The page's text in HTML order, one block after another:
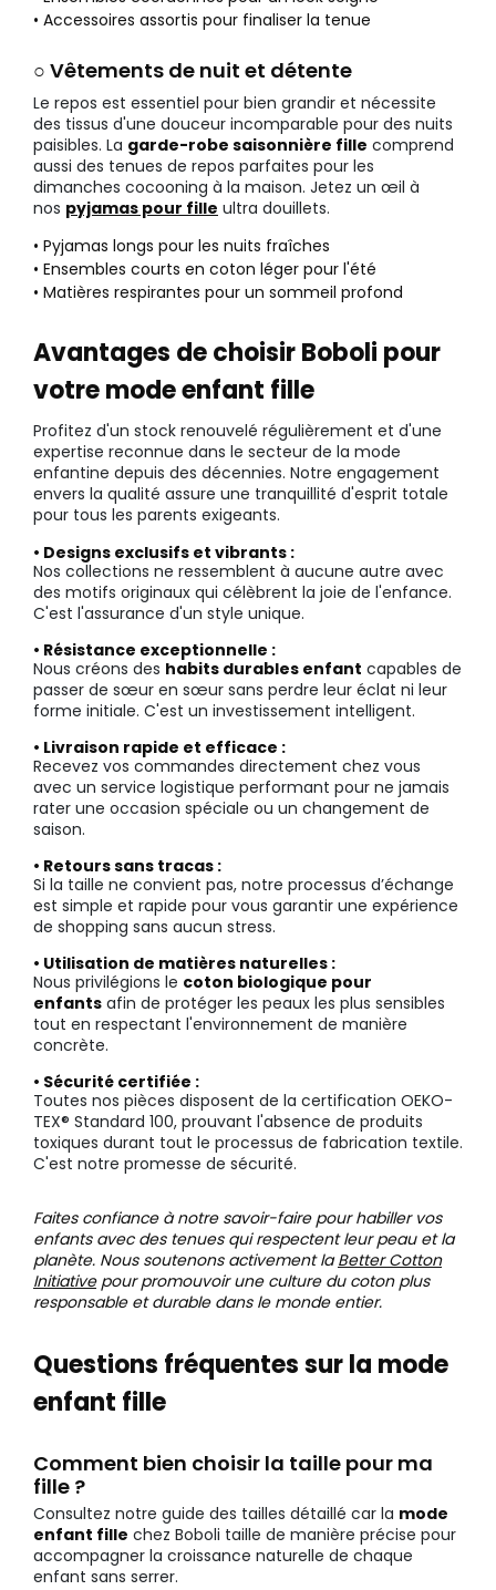
• Accessoires assortis pour finaliser la tenue
○ Vêtements de nuit et détente
Le repos est essentiel pour bien grandir et nécessite
des tissus d'une douceur incomparable pour des nuits
paisibles. La garde-robe saisonnière fille comprend
aussi des tenues de repos parfaites pour les
dimanches cocooning à la maison. Jetez un œil à
nos pyjamas pour fille ultra douillets.
• Pyjamas longs pour les nuits fraîches
• Ensembles courts en coton léger pour l'été
• Matières respirantes pour un sommeil profond
Avantages de choisir Boboli pour
votre mode enfant fille
Profitez d'un stock renouvelé régulièrement et d'une
expertise reconnue dans le secteur de la mode
enfantine depuis des décennies. Notre engagement
envers la qualité assure une tranquillité d'esprit totale
pour tous les parents exigeants.
• Designs exclusifs et vibrants :
Nos collections ne ressemblent à aucune autre avec
des motifs originaux qui célèbrent la joie de l'enfance.
C'est l'assurance d'un style unique.
• Résistance exceptionnelle :
Nous créons des habits durables enfant capables de
passer de sœur en sœur sans perdre leur éclat ni leur
forme initiale. C'est un investissement intelligent.
• Livraison rapide et efficace :
Recevez vos commandes directement chez vous
avec un service logistique performant pour ne jamais
rater une occasion spéciale ou un changement de
saison.
• Retours sans tracas :
Si la taille ne convient pas, notre processus d’échange
est simple et rapide pour vous garantir une expérience
de shopping sans aucun stress.
• Utilisation de matières naturelles :
Nous privilégions le coton biologique pour
enfants afin de protéger les peaux les plus sensibles
tout en respectant l'environnement de manière
concrète.
• Sécurité certifiée :
Toutes nos pièces disposent de la certification OEKO-
TEX® Standard 100, prouvant l'absence de produits
toxiques durant tout le processus de fabrication textile.
C'est notre promesse de sécurité.
Faites confiance à notre savoir-faire pour habiller vos
enfants avec des tenues qui respectent leur peau et la
planète. Nous soutenons activement laBetter Cotton
Initiativepour promouvoir une culture du coton plus
responsable et durable dans le monde entier.
Questions fréquentes sur la mode
enfant fille
Comment bien choisir la taille pour ma
fille ?
Consultez notre guide des tailles détaillé car la mode
enfant fille chez Boboli taille de manière précise pour
accompagner la croissance naturelle de chaque
enfant sans serrer.